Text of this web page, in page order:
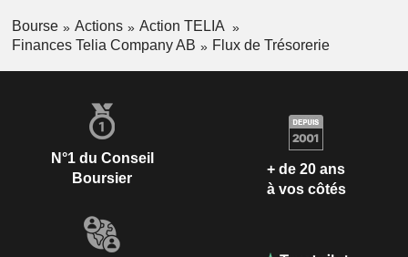
Bourse Actions
Action TELIA
Finances Telia Company AB
Flux de Trésorerie
N°1 du Conseil
Boursier
+ de 20 ans
à vos côtés